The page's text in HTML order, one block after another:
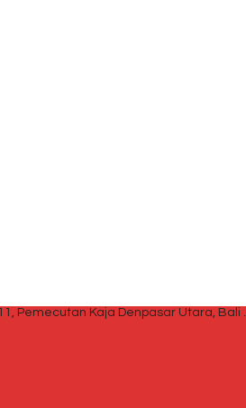
Pemecutan Kaja Denpasar Utara, Bali .